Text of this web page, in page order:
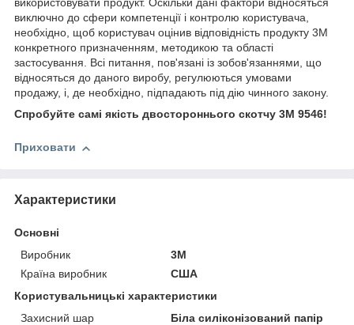
використовувати продукт. Оскільки дані фактори відносяться
виключно до сфери компетенції і контролю користувача,
необхідно, щоб користувач оцінив відповідність продукту 3М
конкретного призначенням, методикою та області
застосування. Всі питання, пов'язані із зобов'язаннями, що
відносяться до даного виробу, регулюються умовами
продажу, і, де необхідно, підпадають під дію чинного закону.
Спробуйте самі якість двостороннього скотчу 3M 9546!
Приховати
Характеристики
Основні
Виробник
3М
Країна виробник
США
Користувальницькі характеристики
Захисний шар
Біла силіконізований папір